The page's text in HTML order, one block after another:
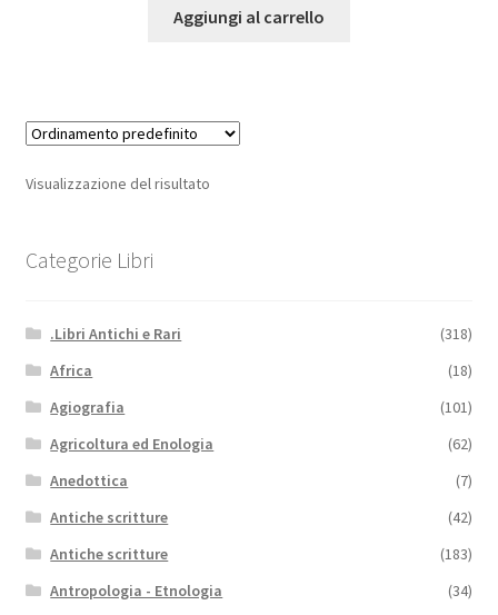
Aggiungi al carrello
Visualizzazione del risultato
Categorie Libri
.Libri Antichi e Rari
(318)
Africa
(18)
Agiografia
(101)
Agricoltura ed Enologia
(62)
Anedottica
(7)
Antiche scritture
(42)
Antiche scritture
(183)
Antropologia - Etnologia
(34)